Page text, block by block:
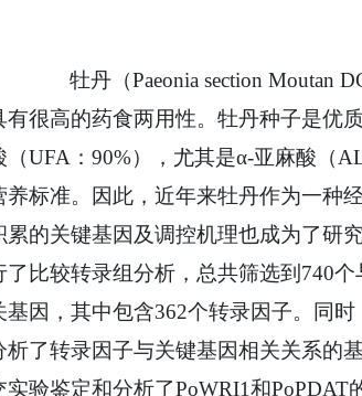
牡丹（Paeonia section Moutan
有很高的药食两用性。牡丹种子是优
（UFA：90%），尤其是α-亚麻酸（
养标准。因此，近年来牡丹作为一种
累的关键基因及调控机理也成为了研
了比较转录组分析，总共筛选到740
基因，其中包含362个转录因子。同
析了转录因子与关键基因相关关系的
实验鉴定和分析了PoWRI1和